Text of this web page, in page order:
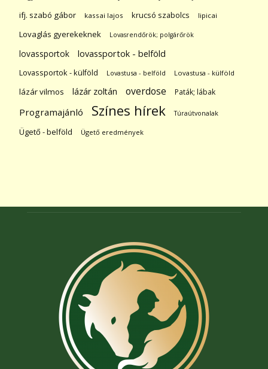
ifj. szabó gábor kassai lajos krucsó szabolcs lipicai
Lovaglás gyerekeknek Lovasrendőrök; polgárőrök
lovassportok lovassportok - belföld
Lovassportok - külföld Lovastusa - belföld Lovastusa - külföld
lázár vilmos lázár zoltán overdose Paták; lábak
Programajánló Színes hírek Túraútvonalak
Ügető - belföld Ügető eredmények